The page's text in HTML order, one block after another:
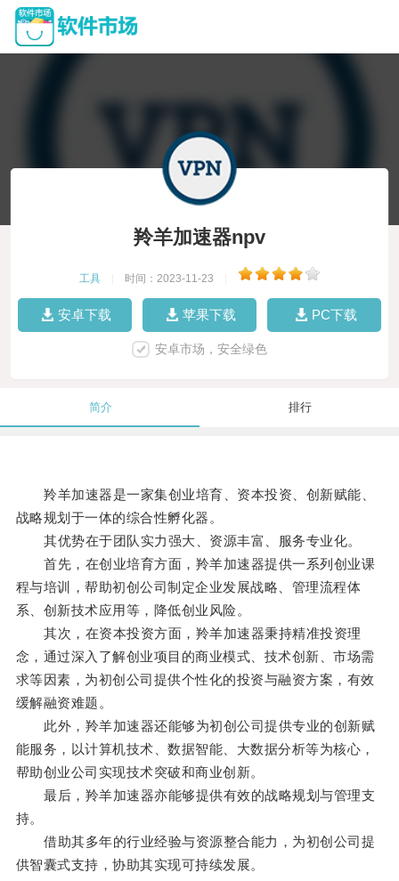
羚羊加速器npv
工具 时间：2023-11-23
安卓下载 苹果下载 PC下载
安卓市场，安全绿色
简介 排行
羚羊加速器是一家集创业培育、资本投资、创新赋能、
战略规划于一体的综合性孵化器。
其优势在于团队实力强大、资源丰富、服务专业化。
首先，在创业培育方面，羚羊加速器提供一系列创业课
程与培训，帮助初创公司制定企业发展战略、管理流程体
系、创新技术应用等，降低创业风险。
其次，在资本投资方面，羚羊加速器秉持精准投资理
念，通过深入了解创业项目的商业模式、技术创新、市场需
求等因素，为初创公司提供个性化的投资与融资方案，有效
缓解融资难题。
此外，羚羊加速器还能够为初创公司提供专业的创新赋
能服务，以计算机技术、数据智能、大数据分析等为核心，
帮助创业公司实现技术突破和商业创新。
最后，羚羊加速器亦能够提供有效的战略规划与管理支
持。
借助其多年的行业经验与资源整合能力，为初创公司提
供智囊式支持，协助其实现可持续发展。